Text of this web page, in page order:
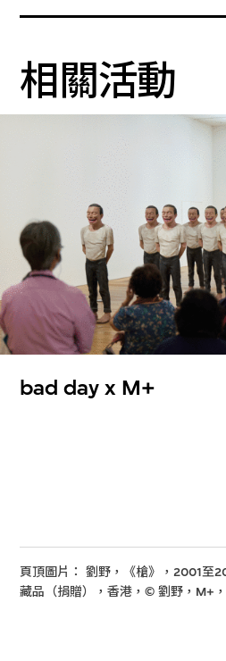
相關活動
bad day x M+
頁頂圖片： 劉野，《槍》，2001至
藏品（捐贈），香港，© 劉野，M+